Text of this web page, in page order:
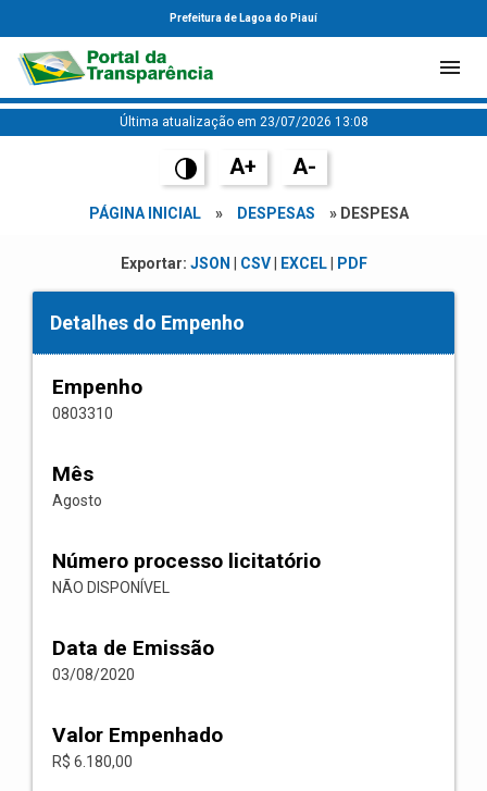
Prefeitura de Lagoa do Piauí
Última atualização em 23/07/2026 13:08
A+ A-
PÁGINA INICIAL » DESPESAS » DESPESA
Exportar: JSON CSV| EXCEL| PDF
Detalhes do Empenho
Empenho
0803310
Mês
Agosto
Número processo licitatório
NÃO DISPONÍVEL
Data de Emissão
03/08/2020
Valor Empenhado
R$ 6.180,00